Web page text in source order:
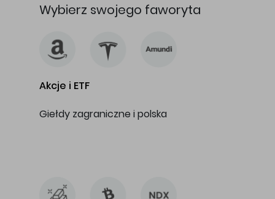
Wybierz swojego faworyta
Akcje i ETF
Giełdy zagraniczne i polska